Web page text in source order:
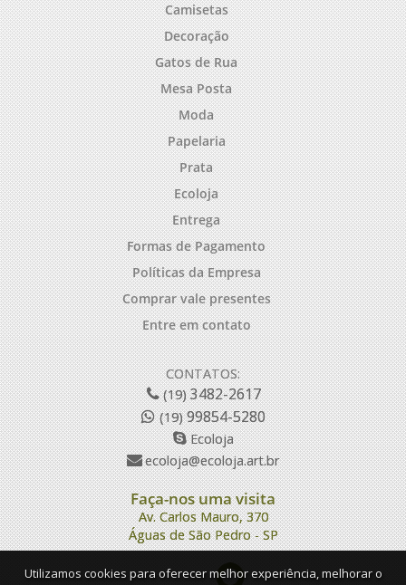
Camisetas
Decoração
Gatos de Rua
Mesa Posta
Moda
Papelaria
Prata
Ecoloja
Entrega
Formas de Pagamento
Políticas da Empresa
Comprar vale presentes
Entre em contato
CONTATOS:
(19)3482-2617
(19)99854-5280
Ecoloja
ecoloja@ecoloja.art.br
Faça-nos uma visita
Av. Carlos Mauro, 370
Águas de São Pedro - SP
Utilizamos cookies para oferecer melhor experiência, melhorar o